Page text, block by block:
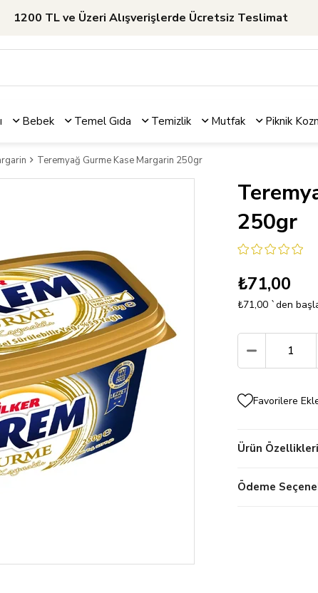
1200 TL ve Üzeri Alışverişlerde Ücretsiz Teslimat
Bebek Temel Gıda Temizlik Mutfak Piknik
Teremyağ Gurme Kase Margarin 250gr
250gr
₺71,00
₺71,00 `den
Favorilere
Ürün Özellikleri
Ödeme